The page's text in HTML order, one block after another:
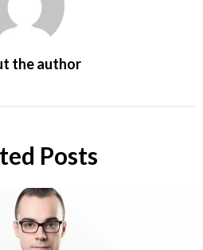
the author
Posts